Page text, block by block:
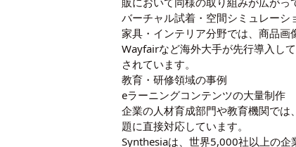
バーチャル試着・空間シミュレーシ
家具・インテリア分野では、商品
Wayfairなど海外大手が先行導入し
されています。
教育・研修領域の事例
eラーニングコンテンツの大量制作
企業の人材育成部門や教育機関で
題に直接対応しています。
Synthesiaは、世界5,000社以上の